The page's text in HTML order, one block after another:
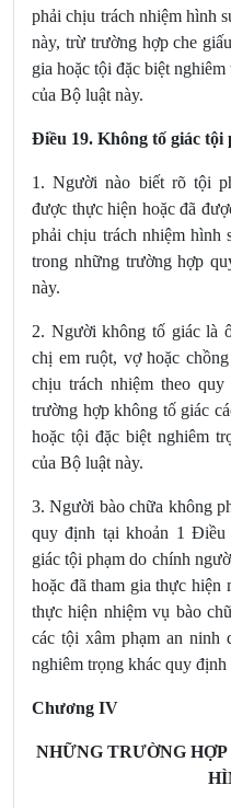
phải chịu trách nhiệm hình
này, trừ trường hợp che
gia hoặc tội đặc biệt
của Bộ luật này.
Điều 19. Không tố giác tội
1. Người nào biết rõ tội
được thực hiện hoặc đã
phải chịu trách nhiệm hình
trong những trường hợp
này.
2. Người không tố giác là
chị em ruột, vợ hoặc
chịu trách nhiệm theo
trường hợp không tố giác
hoặc tội đặc biệt nghiêm
của Bộ luật này.
3. Người bào chữa không
quy định tại khoản 1
giác tội phạm do chính
hoặc đã tham gia thực hiện
thực hiện nhiệm vụ bào
các tội xâm phạm an ninh
nghiêm trọng khác quy
Chương IV
NHỮNG TRƯỜNG